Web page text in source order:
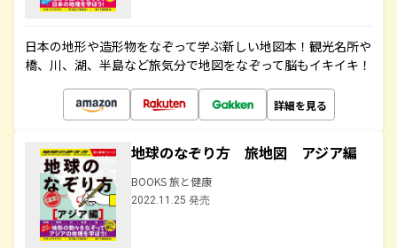
日本の地形や造形物をなぞって学ぶ新しい地図本！観光名所や
橋、川、湖、半島など旅気分で地図をなぞって脳もイキイキ！
詳細を見る
地球のなぞり方 旅地図 アジア編
BOOKS 旅と健康
2022.11.25 発売